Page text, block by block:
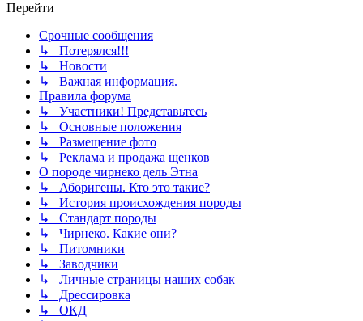
Перейти
Срочные сообщения
↳ Потерялся!!!
↳ Новости
↳ Важная информация.
Правила форума
↳ Участники! Представьтесь
↳ Основные положения
↳ Размещение фото
↳ Реклама и продажа щенков
О породе чирнеко дель Этна
↳ Аборигены. Кто это такие?
↳ История происхождения породы
↳ Стандарт породы
↳ Чирнеко. Какие они?
↳ Питомники
↳ Заводчики
↳ Личные страницы наших собак
↳ Дрессировка
↳ ОКД